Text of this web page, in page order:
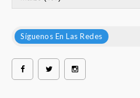
Síguenos En Las Redes